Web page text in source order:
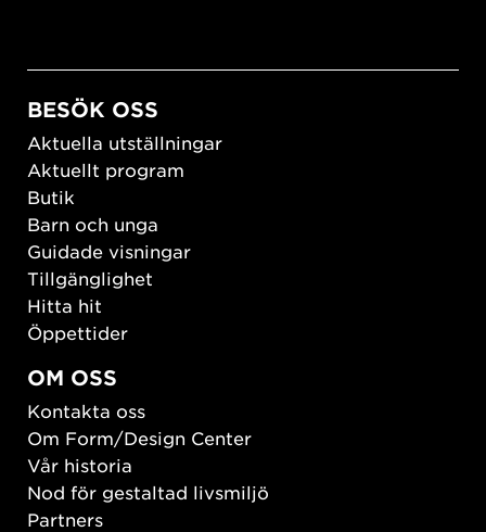
BESÖK OSS
Aktuella utställningar
Aktuellt program
Butik
Barn och unga
Guidade visningar
Tillgänglighet
Hitta hit
Öppettider
OM OSS
Kontakta oss
Om Form/Design Center
Vår historia
Nod för gestaltad livsmiljö
Partners